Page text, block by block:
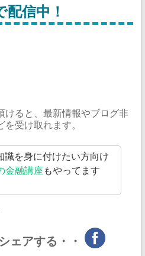
配信中！
けると、最新情報やブログ非
受け取れます。
識を身に付けたい方向け
金融講座 もやってます
ェアする・・